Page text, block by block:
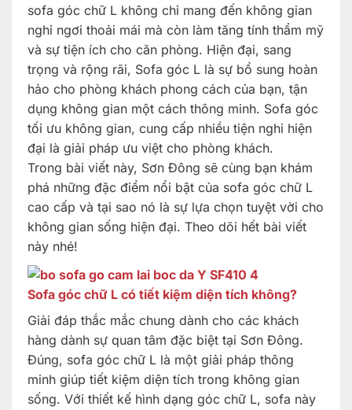
sofa góc chữ L không chỉ mang đến không gian
nghỉ ngơi thoải mái mà còn làm tăng tính thẩm mỹ
và sự tiện ích cho căn phòng. Hiện đại, sang
trọng và rộng rãi, Sofa góc L là sự bổ sung hoàn
hảo cho phòng khách phong cách của bạn, tận
dụng không gian một cách thông minh. Sofa góc
tối ưu không gian, cung cấp nhiều tiện nghi hiện
đại là giải pháp ưu việt cho phòng khách.
Trong bài viết này, Sơn Đông sẽ cùng bạn khám
phá những đặc điểm nổi bật của sofa góc chữ L
cao cấp và tại sao nó là sự lựa chọn tuyệt vời cho
không gian sống hiện đại. Theo dõi hết bài viết
này nhé!
Sofa góc chữ L có tiết kiệm diện tích không?
Giải đáp thắc mắc chung dành cho các khách
hàng dành sự quan tâm đặc biệt tại Sơn Đông.
Đúng, sofa góc chữ L là một giải pháp thông
minh giúp tiết kiệm diện tích trong không gian
sống. Với thiết kế hình dạng góc chữ L, sofa này